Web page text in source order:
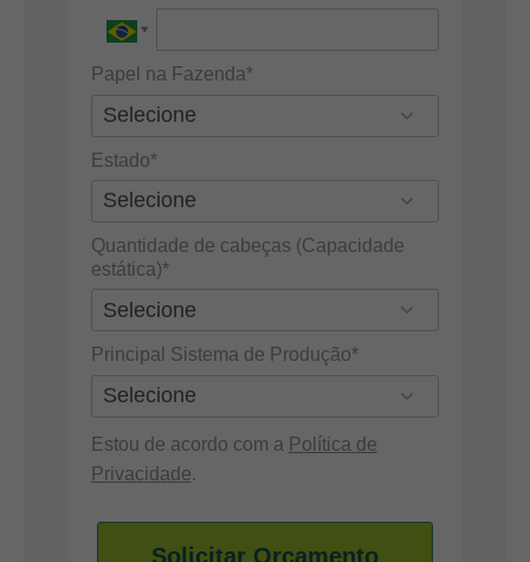
Papel na Fazenda*
Estado*
Quantidade de cabeças (Capacidade
estática)*
Principal Sistema de Produção*
Estou de acordo com a Política de
Privacidade.
Solicitar Orçamento